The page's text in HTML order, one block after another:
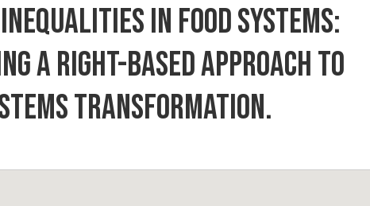
IN FOOD SYSTEMS:
A Right-based Approach to
Transformation.